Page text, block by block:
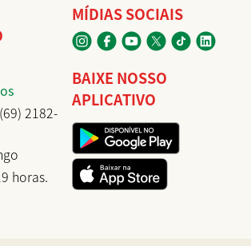
2182-
horas.
MÍDIAS SOCIAIS
BAIXE NOSSO
APLICATIVO